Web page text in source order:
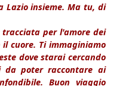
Lazio insieme. Ma tu, di
per l'amore dei
cuore. Ti immaginiamo
dove starai cercando
da poter raccontare ai
Buon viaggio